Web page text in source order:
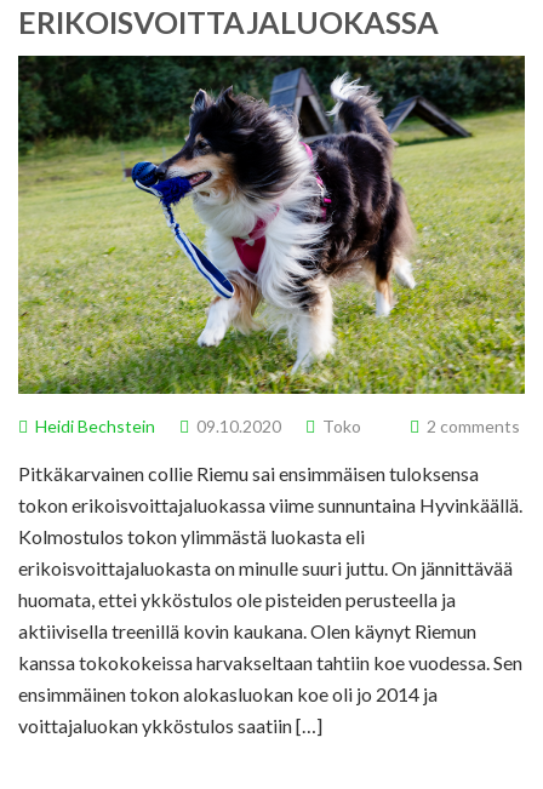
ERIKOISVOITTAJALUOKASSA
Heidi Bechstein 09.10.2020 Toko 2 comments
Pitkäkarvainen collie Riemu sai ensimmäisen tuloksensa
tokon erikoisvoittajaluokassa viime sunnuntaina Hyvinkäällä.
Kolmostulos tokon ylimmästä luokasta eli
erikoisvoittajaluokasta on minulle suuri juttu. On jännittävää
huomata, ettei ykköstulos ole pisteiden perusteella ja
aktiivisella treenillä kovin kaukana. Olen käynyt Riemun
kanssa tokokokeissa harvakseltaan tahtiin koe vuodessa. Sen
ensimmäinen tokon alokasluokan koe oli jo 2014 ja
voittajaluokan ykköstulos saatiin […]